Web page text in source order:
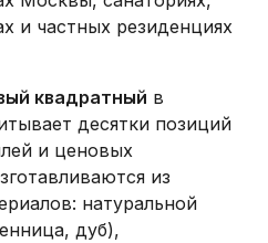
и частных резиденциях
квадратный в
десятки позиций
и ценовых
из
натуральной
дуб),